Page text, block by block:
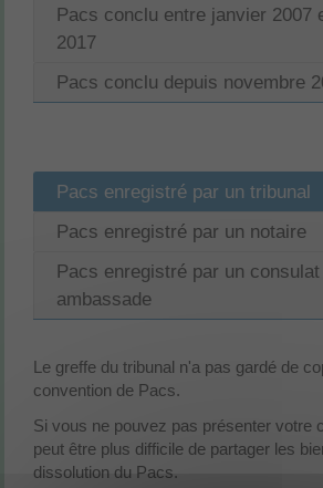
Pacs conclu entre janvier 2007
2017
Pacs conclu depuis novembre
Pacs enregistré par un tribunal
Pacs enregistré par un notaire
Pacs enregistré par un
ambassade
Le greffe du tribunal n'a pas gardé de
convention de Pacs.
Si vous ne pouvez pas présenter votre
peut être plus difficile de partager les
dissolution du Pacs.